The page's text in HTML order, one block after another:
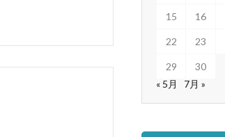
15 16
22 23
29
30
« 5月
7月 »